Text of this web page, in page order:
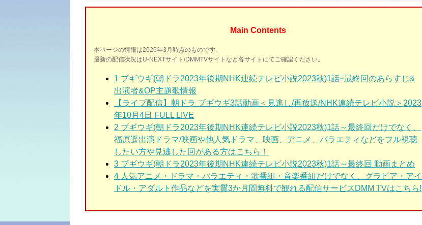
Main Contents
本ページの情報は2026年3月時点のものです。
最新の配信状況はU-NEXTサイト/DMMTVサイトなど各サイトにてご確認ください。
1 ブギウギ(朝ドラ2023年後期NHK連続テレビ小説2023秋)1話~最終回のあらすじ&
出演者&OP主題歌情報
【ライブ配信】朝ドラ ブギウギ3話動画＜見逃し/再放送/NHK連続テレビ小説＞2023
年10月4日 FULL LIVE
2 ブギウギ(朝ドラ2023年後期NHK連続テレビ小説2023秋)1話～最終回 だけでなく、
福原遥出演ドラマ/映画や他人気ドラマ、映画、アニメ、バラエティなどをフル視聴
したい方や見逃した回がある方はこちら！
3 ブギウギ(朝ドラ2023年後期NHK連続テレビ小説2023秋)1話～最終回 動画まとめ
4 人気アニメ・ドラマ・バラエティ・歌番組・音楽番組だけでなく、グラビア・アイ
ドル・アダルト作品などを実質3か月間無料で観れる配信サービスDMM TVはこちら!